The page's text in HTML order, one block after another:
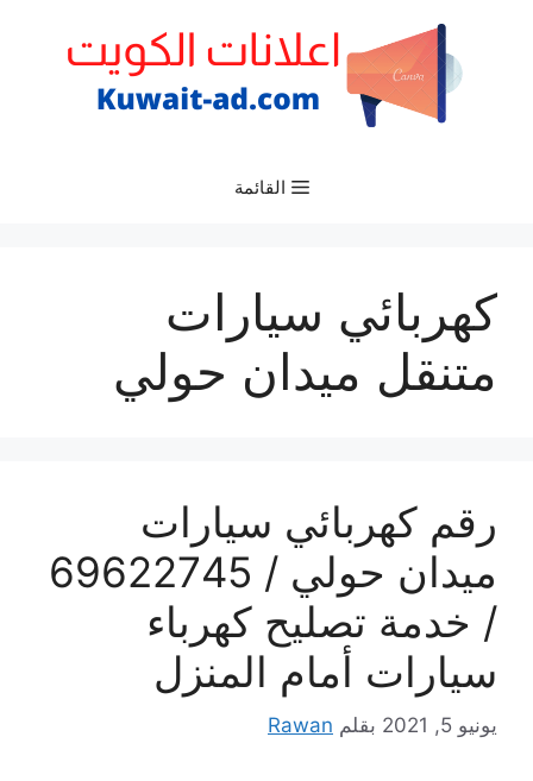
القائمة
كهربائي سيارات
متنقل ميدان حولي
رقم كهربائي سيارات
ميدان حولي / 69622745
/ خدمة تصليح كهرباء
سيارات أمام المنزل
يونيو 5, 2021 بقلم Rawan